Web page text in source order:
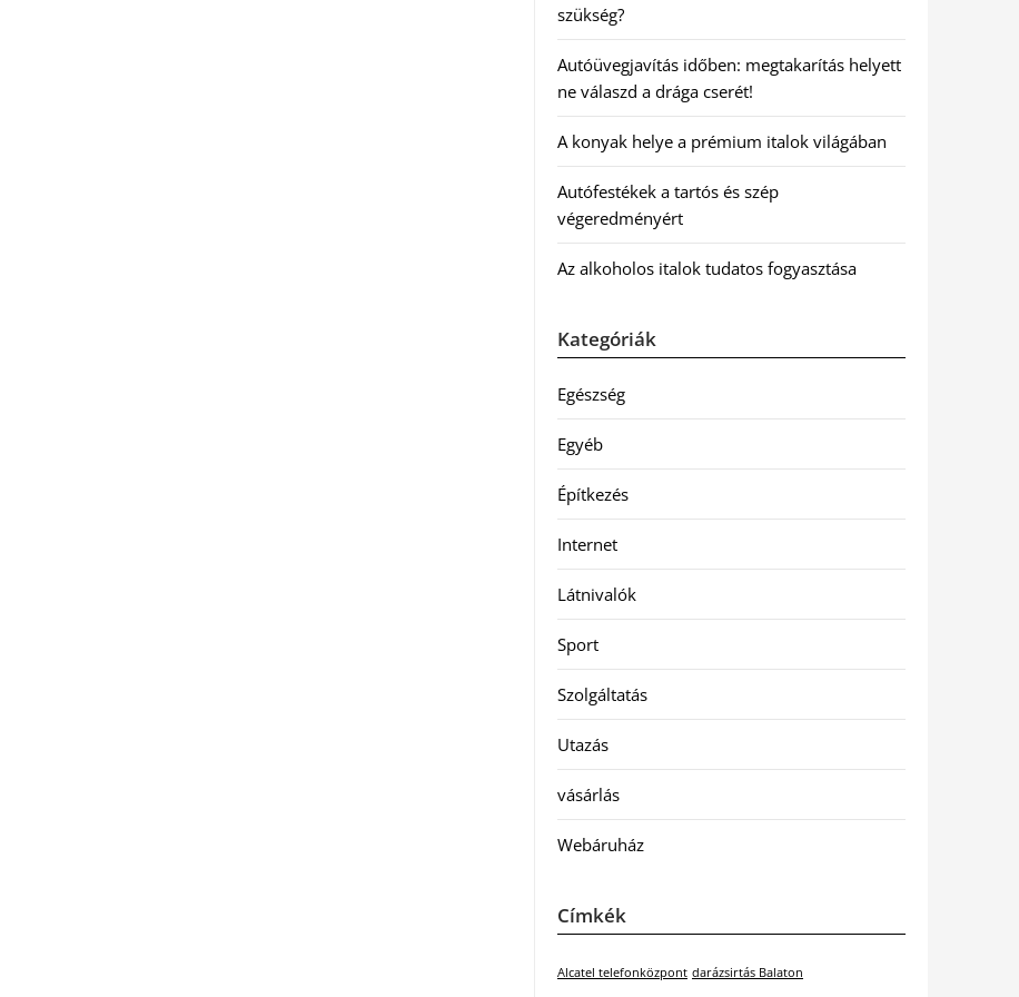
szükség?
Autóüvegjavítás időben: megtakarítás helyett
ne válaszd a drága cserét!
A konyak helye a prémium italok világában
Autófestékek a tartós és szép
végeredményért
Az alkoholos italok tudatos fogyasztása
Kategóriák
Egészség
Egyéb
Építkezés
Internet
Látnivalók
Sport
Szolgáltatás
Utazás
vásárlás
Webáruház
Címkék
Alcatel telefonközpont darázsirtás Balaton